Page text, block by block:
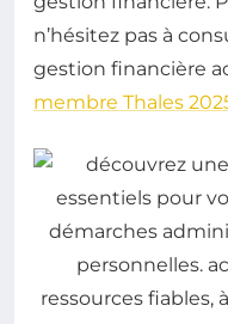
n’hésitez pas à
gestion financière
membre Thales